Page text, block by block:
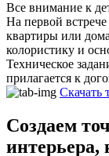
Все внимание к
На первой
квартиры или
колористику и
Техническое
прилагается к
Скачать
Создаем
интерьера,